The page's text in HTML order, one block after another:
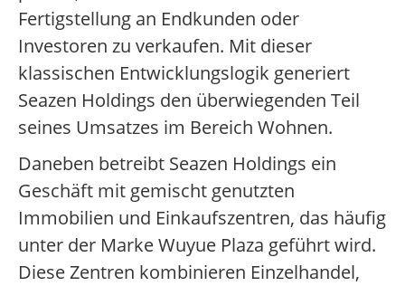
Fertigstellung an Endkunden oder
Investoren zu verkaufen. Mit dieser
klassischen Entwicklungslogik generiert
Seazen Holdings den überwiegenden Teil
seines Umsatzes im Bereich Wohnen.
Daneben betreibt Seazen Holdings ein
Geschäft mit gemischt genutzten
Immobilien und Einkaufszentren, das häufig
unter der Marke Wuyue Plaza geführt wird.
Diese Zentren kombinieren Einzelhandel,